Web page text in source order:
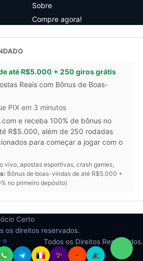
Sobre
Compre agora!
até R$5.000 + 250 giros grátis
Reais com Bônus de Boas-
PIX em 3 minutos
e receba 100% de bônus no
R$5.000, além de 250 rodadas
para começar a jogar com o
vivo, apostas esportivas, crash games,
Bônus de boas-vindas de até R$5.000 +
no primeiro depósito)
Certo
os direitos reservados.
®
Todos os Direitos Reservados.
privacidade